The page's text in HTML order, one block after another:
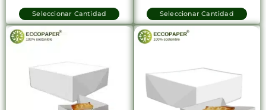
Seleccionar Cantidad Seleccionar Cantidad